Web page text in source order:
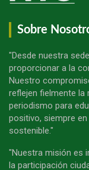
Sobre
"Desde nuestra
proporcionar a la
Nuestro
reflejen fielmente la
periodismo para
positivo, siempre
sostenible."
"Nuestra misión es
la participación